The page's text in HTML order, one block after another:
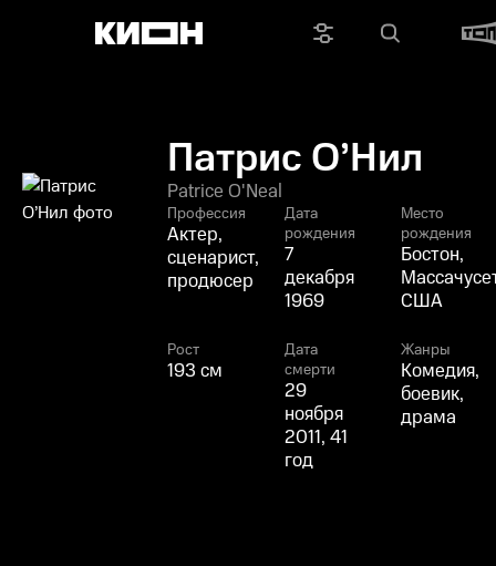
Патрис О’Нил
Patrice O'Neal
Профессия
Актер,
сценарист,
продюсер
Дата
рождения
7
декабря
1969
Место
рождения
Бостон,
США
Рост
193 см
Дата
смерти
29
ноября
2011, 41
год
Жанры
Комедия,
боевик,
драма